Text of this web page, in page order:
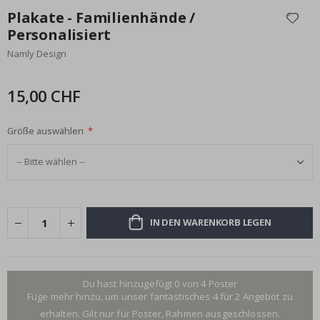
Anfang
der
Bildgalerie
springen
Plakate - Familienhände /
Personalisiert
Namly Design
15,00 CHF
Größe auswählen
IN DEN WARENKORB LEGEN
Du hast hinzugefügt 0 von 4 Poster
Füge mehr hinzu, um unser fantastisches 4 für 2 Angebot zu
erhalten. Gilt nur für Poster, Rahmen ausgeschlossen.